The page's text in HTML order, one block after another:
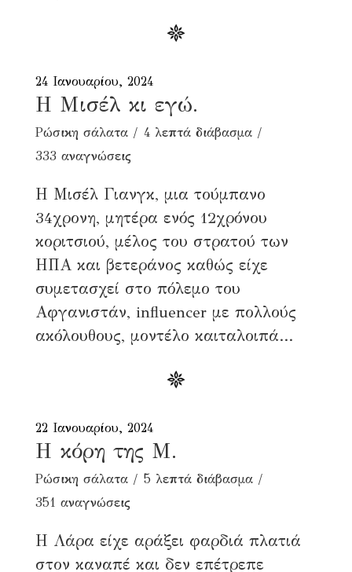
24 Ιανουαρίου, 2024
Η Μισέλ κι εγώ.
Ρώσικη σάλατα
4 λεπτά διάβασμα
333 αναγνώσεις
Η Μισέλ Γιανγκ, μια τούμπανο
34χρονη, μητέρα ενός 12χρόνου
κοριτσιού, μέλος του στρατού των
ΗΠΑ και βετεράνος καθώς είχε
συμετασχεί στο πόλεμο του
Αφγανιστάν, influencer με πολλούς
ακόλουθους, μοντέλο καιταλοιπά...
22 Ιανουαρίου, 2024
Η κόρη της Μ.
Ρώσικη σάλατα
5 λεπτά διάβασμα
351 αναγνώσεις
Η Λάρα είχε αράξει φαρδιά πλατιά
στον καναπέ και δεν επέτρεπε